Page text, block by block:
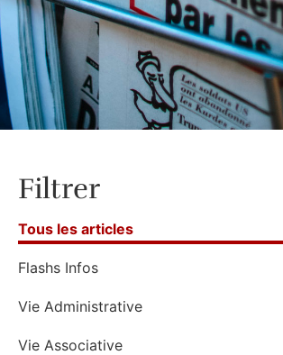
Filtrer
Tous les articles
Flashs Infos
Vie Administrative
Vie Associative